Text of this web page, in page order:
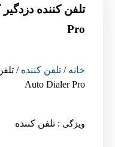
Pro
خانه/تلفن کننده/
Auto Dialer Pro
ویژگی: تلفن کننده